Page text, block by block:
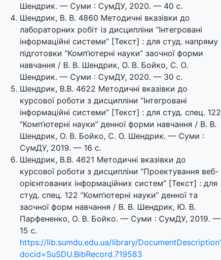
Шендрик. — Суми : СумДУ, 2020. — 40 с.
Шендрик, В. В. 4860 Методичні вказівки до
лабораторних робіт із дисципліни “Інтегровані
інформаційні системи” [Текст] : для студ. напряму
підготовки “Комп’ютерні науки” заочної форми
навчання / В. В. Шендрик, О. В. Бойко, С. О.
Шендрик. — Суми : СумДУ, 2020. — 30 с.
Шендрик, В.В. 4622 Методичні вказівки до
курсової роботи з дисципліни “Інтегровані
інформаційні системи” [Текст] : для студ. спец. 122
“Комп’ютерні науки” денної форми навчання / В. В.
Шендрик, О. В. Бойко, С. О. Шендрик. — Суми :
СумДУ, 2019. — 16 с.
Шендрик, В.В. 4621 Методичні вказівки до
курсової роботи з дисципліни “Проектування веб-
орієнтованих інформаційних систем” [Текст] : для
студ. спец. 122 “Комп’ютерні науки” денної та
заочної форм навчання / В. В. Шендрик, Ю. В.
Парфененко, О. В. Бойко. — Суми : СумДУ, 2019. —
15 с.
https://lib.sumdu.edu.ua/library/
docid=SuSDU.BibRecord.719583